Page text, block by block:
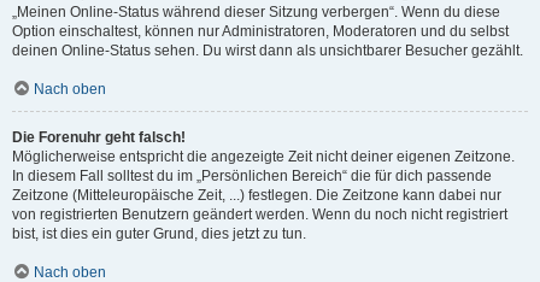
„Meinen Online-Status während dieser Sitzung verbergen“. Wenn du diese
Option einschaltest, können nur Administratoren, Moderatoren und du selbst
deinen Online-Status sehen. Du wirst dann als unsichtbarer Besucher gezählt.
Nach oben
Die Forenuhr geht falsch!
Möglicherweise entspricht die angezeigte Zeit nicht deiner eigenen Zeitzone.
In diesem Fall solltest du im „Persönlichen Bereich“ die für dich passende
Zeitzone (Mitteleuropäische Zeit, ...) festlegen. Die Zeitzone kann dabei nur
von registrierten Benutzern geändert werden. Wenn du noch nicht registriert
bist, ist dies ein guter Grund, dies jetzt zu tun.
Nach oben